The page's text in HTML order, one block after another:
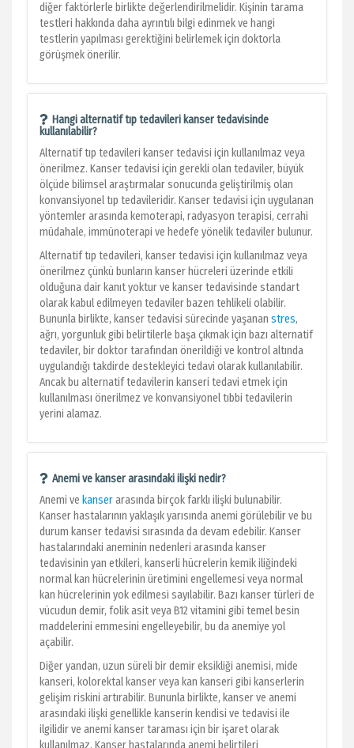
diğer faktörlerle birlikte değerlendirilmelidir. Kişinin tarama
testleri hakkında daha ayrıntılı bilgi edinmek ve hangi
testlerin yapılması gerektiğini belirlemek için doktorla
görüşmek önerilir.
Hangi alternatif tıp tedavileri kanser tedavisinde
kullanılabilir?
Alternatif tıp tedavileri kanser tedavisi için kullanılmaz veya
önerilmez. Kanser tedavisi için gerekli olan tedaviler, büyük
ölçüde bilimsel araştırmalar sonucunda geliştirilmiş olan
konvansiyonel tıp tedavileridir. Kanser tedavisi için uygulanan
yöntemler arasında kemoterapi, radyasyon terapisi, cerrahi
müdahale, immünoterapi ve hedefe yönelik tedaviler bulunur.
Alternatif tıp tedavileri, kanser tedavisi için kullanılmaz veya
önerilmez çünkü bunların kanser hücreleri üzerinde etkili
olduğuna dair kanıt yoktur ve kanser tedavisinde standart
olarak kabul edilmeyen tedaviler bazen tehlikeli olabilir.
Bununla birlikte, kanser tedavisi sürecinde yaşanan stres,
ağrı, yorgunluk gibi belirtilerle başa çıkmak için bazı alternatif
tedaviler, bir doktor tarafından önerildiği ve kontrol altında
uygulandığı takdirde destekleyici tedavi olarak kullanılabilir.
Ancak bu alternatif tedavilerin kanseri tedavi etmek için
kullanılması önerilmez ve konvansiyonel tıbbi tedavilerin
yerini alamaz.
Anemi ve kanser arasındaki ilişki nedir?
Anemi ve kanserarasında birçok farklı ilişki bulunabilir.
Kanser hastalarının yaklaşık yarısında anemi görülebilir ve bu
durum kanser tedavisi sırasında da devam edebilir. Kanser
hastalarındaki aneminin nedenleri arasında kanser
tedavisinin yan etkileri, kanserli hücrelerin kemik iliğindeki
normal kan hücrelerinin üretimini engellemesi veya normal
kan hücrelerinin yok edilmesi sayılabilir. Bazı kanser türleri de
vücudun demir, folik asit veya B12 vitamini gibi temel besin
maddelerini emmesini engelleyebilir, bu da anemiye yol
açabilir.
Diğer yandan, uzun süreli bir demir eksikliği anemisi, mide
kanseri, kolorektal kanser veya kan kanseri gibi kanserlerin
gelişim riskini artırabilir. Bununla birlikte, kanser ve anemi
arasındaki ilişki genellikle kanserin kendisi ve tedavisi ile
ilgilidir ve anemi kanser taraması için bir işaret olarak
kullanılmaz. Kanser hastalarında anemi belirtileri